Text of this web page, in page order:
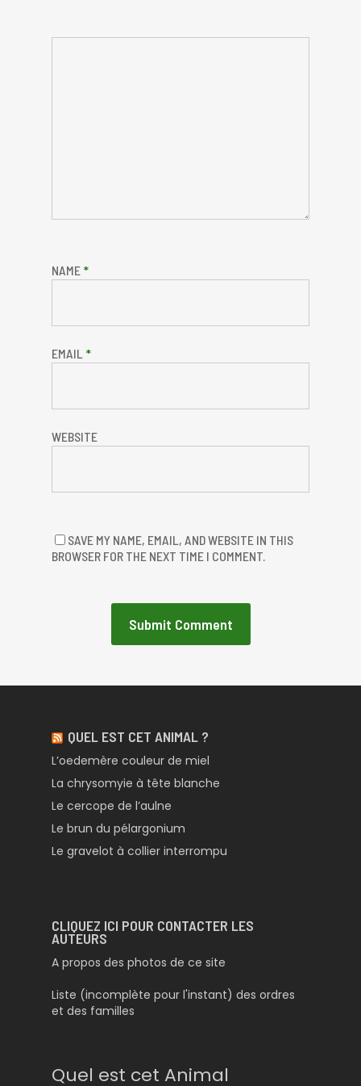
NAME *
EMAIL *
WEBSITE
SAVE MY NAME, EMAIL, AND WEBSITE IN THIS
BROWSER FOR THE NEXT TIME I COMMENT.
QUEL EST CET ANIMAL ?
L’oedemère couleur de miel
La chrysomyie à tête blanche
Le cercope de l’aulne
Le brun du pélargonium
Le gravelot à collier interrompu
CLIQUEZ ICI POUR CONTACTER LES
AUTEURS
A propos des photos de ce site
Liste (incomplète pour l'instant) des ordres
et des familles
Quel est cet Animal